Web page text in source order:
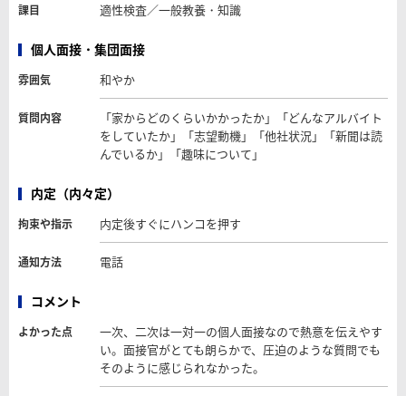
課目 適性検査／一般教養・知識
個人面接・集団面接
雰囲気 和やか
質問内容
「家からどのくらいかかったか」「どんなアルバイト
をしていたか」「志望動機」「他社状況」「新聞は読
んでいるか」「趣味について」
内定（内々定）
拘束や指示 内定後すぐにハンコを押す
通知方法 電話
コメント
よかった点
一次、二次は一対一の個人面接なので熱意を伝えやす
い。面接官がとても朗らかで、圧迫のような質問でも
そのように感じられなかった。